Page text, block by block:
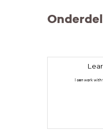
I can work with